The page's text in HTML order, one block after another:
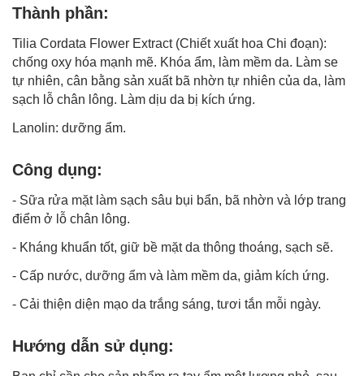
Thành phần:
Tilia Cordata Flower Extract (Chiết xuất hoa Chi đoạn):
chống oxy hóa mạnh mẽ. Khóa ẩm, làm mềm da. Làm se
tự nhiên, cân bằng sản xuất bã nhờn tự nhiên của da, làm
sạch lỗ chân lông. Làm dịu da bị kích ứng.
Lanolin: dưỡng ẩm.
Công dụng:
- Sữa rửa mặt làm sạch sâu bụi bẩn, bã nhờn và lớp trang
điểm ở lỗ chân lông.
- Kháng khuẩn tốt, giữ bề mặt da thông thoáng, sạch sẽ.
- Cấp nước, dưỡng ẩm và làm mềm da, giảm kích ứng.
- Cải thiện diện mạo da trắng sáng, tươi tắn mỗi ngày.
Hướng dẫn sử dụng: